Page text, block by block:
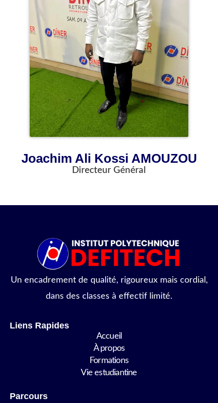
Joachim Ali Kossi AMOUZOU
Directeur Général
Un encadrement de qualité, rigoureux mais cordial,
dans des classes à effectif limité.
Liens Rapides
Accueil
À propos
Formations
Vie estudiantine
Parcours